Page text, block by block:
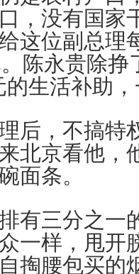
，没有国家
这位副总理
陈永贵除
的生活补助
后，不搞特
北京看他，
面条。
有三分之一
一样，甩开
掏腰包买的